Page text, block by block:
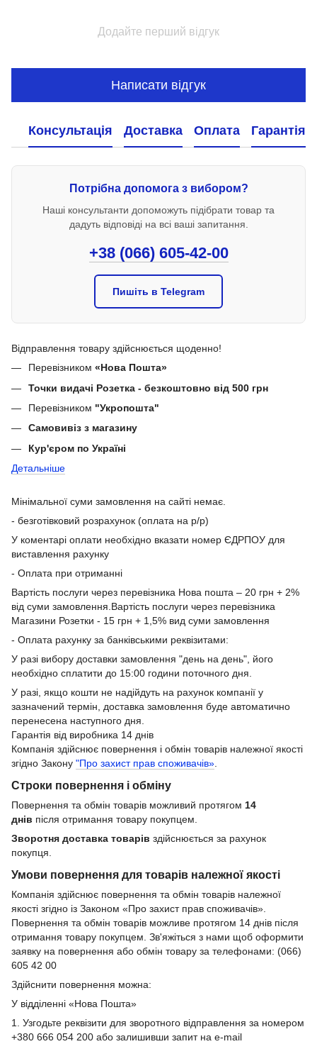
Додайте перший відгук
Написати відгук
Консультація Доставка Оплата Гарантія
Потрібна допомога з вибором?
Наші консультанти допоможуть підібрати товар та
дадуть відповіді на всі ваші запитання.
+38 (066) 605-42-00
Пишіть в Telegram
Відправлення товару здійснюється щоденно!
Перевізником «Нова Пошта»
Точки видачі Розетка - безкоштовно від 500 грн
Перевізником "Укропошта"
Самовивіз з магазину
Кур'єром по Україні
Детальніше
Мінімальної суми замовлення на сайті немає.
- безготівковий розрахунок (оплата на р/р)
У коментарі оплати необхідно вказати номер ЄДРПОУ для
виставлення рахунку
- Оплата при отриманні
Вартість послуги через перевізника Нова пошта – 20 грн + 2%
від суми замовлення.Вартість послуги через перевізника
Магазини Розетки - 15 грн + 1,5% вид суми замовлення
- Оплата рахунку за банківськими реквізитами:
У разі вибору доставки замовлення "день на день", його
необхідно сплатити до 15:00 години поточного дня.
У разі, якщо кошти не надійдуть на рахунок компанії у
зазначений термін, доставка замовлення буде автоматично
перенесена наступного дня.
Гарантія від виробника 14 днів
Компанія здійснює повернення і обмін товарів належної якості
згідно Закону "Про захист прав споживачів».
Строки повернення і обміну
Повернення та обмін товарів можливий протягом 14
днів після отримання товару покупцем.
Зворотня доставка товарів здійснюється за рахунок
покупця.
Умови повернення для товарів належної якості
Компанія здійснює повернення та обмін товарів належної
якості згідно із Законом «Про захист прав споживачів».
Повернення та обмін товарів можливе протягом 14 днів після
отримання товару покупцем. Зв'яжіться з нами щоб оформити
заявку на повернення або обмін товару за телефонами: (066)
605 42 00
Здійснити повернення можна:
У відділенні «Нова Пошта»
1. Узгодьте реквізити для зворотного відправлення за номером
+380 666 054 200 або залишивши запит на e-mail